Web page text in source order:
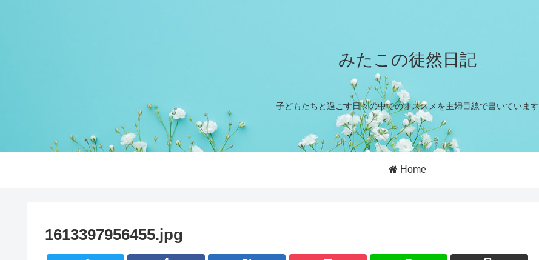
みたこの徒然日記
子どもたちと過ごす日々の中でのオススメを主婦目線で書いています
Home
1613397956455.jpg